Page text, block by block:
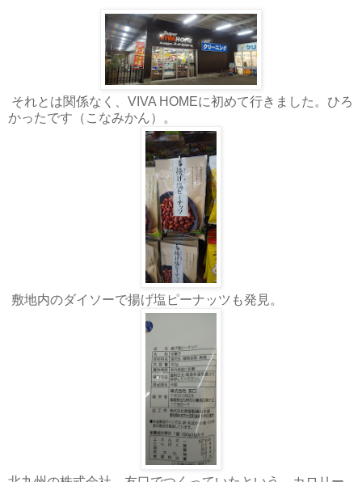
それとは関係なく、VIVA HOMEに初めて行きました。ひろ
かったです（こなみかん）。
敷地内のダイソーで揚げ塩ピーナッツも発見。